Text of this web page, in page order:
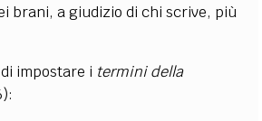
brani, a giudizio di chi scrive, più
impostare i termini della